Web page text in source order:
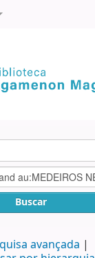
Buscar
avançada